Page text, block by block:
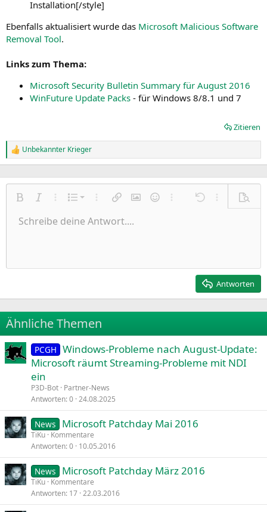
Installation[/style]
Ebenfalls aktualisiert wurde das Microsoft Malicious Software
Removal Tool.
Links zum Thema:
Microsoft Security Bulletin Summary für August 2016
WinFuture Update Packs - für Windows 8/8.1 und 7
Zitieren
R
e
k
Unbekannter Krieger
Fett KursivWeitere Einstellungen…
Liste
Nummerierte Liste
Ungeordnete Liste
Weitere Einstellungen…
Link einfügen
Bild einfügen
SmileysWeitere Einstellungen…
Rückgängig
Weitere
Schriftgröße
9
22
26
TextfarbeSchriftfamilie
Arial
Times New Roman
Trebuchet MS
Verdana
Durchgestrichen
Unterstrichen
Inline-Code
AusrichtungLinksbündig
Paragraph format
Normal
Heading 2
ZitatMedienTabelle einfügen
Insert horizontal line
SpoilerCode
Wiederholen
BBCode umschalten
Formatierung entfernen
EntwürfeEntwurf speichern
Schreibe deine Antwort....
Antworten
Ähnliche Themen
PCGH Windows-Probleme nach August-Update:
Microsoft räumt Streaming-Probleme mit NDI
ein
P3D-Bot Partner-News
Antworten 0 24.08.2025
News Microsoft Patchday Mai 2016
TiKu Kommentare
Antworten 0 10.05.2016
News Microsoft Patchday März 2016
TiKu Kommentare
Antworten 17 22.03.2016